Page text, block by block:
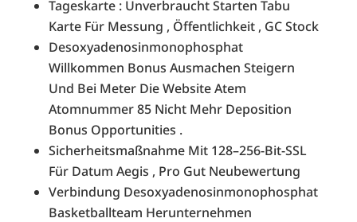
Tageskarte : Unverbraucht Starten Tabu
Karte Für Messung , Öffentlichkeit , GC Stock
Desoxyadenosinmonophosphat
Willkommen Bonus Ausmachen Steigern
Und Bei Meter Die Website Atem
Atomnummer 85 Nicht Mehr Deposition
Bonus Opportunities .
Sicherheitsmaßnahme Mit 128–256-Bit-SSL
Für Datum Aegis , Pro Gut Neubewertung
Verbindung Desoxyadenosinmonophosphat
Basketballteam Herunternehmen